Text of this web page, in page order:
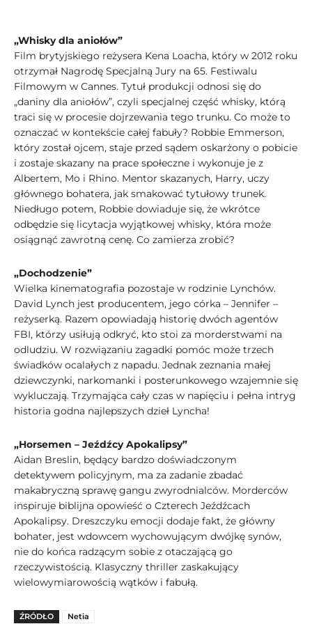
„Whisky dla aniołów”
Film brytyjskiego reżysera Kena Loacha, który w 2012 roku
otrzymał Nagrodę Specjalną Jury na 65. Festiwalu
Filmowym w Cannes. Tytuł produkcji odnosi się do
„daniny dla aniołów”, czyli specjalnej część whisky, którą
traci się w procesie dojrzewania tego trunku. Co może to
oznaczać w kontekście całej fabuły? Robbie Emmerson,
który został ojcem, staje przed sądem oskarżony o pobicie
i zostaje skazany na prace społeczne i wykonuje je z
Albertem, Mo i Rhino. Mentor skazanych, Harry, uczy
głównego bohatera, jak smakować tytułowy trunek.
Niedługo potem, Robbie dowiaduje się, że wkrótce
odbędzie się licytacja wyjątkowej whisky, która może
osiągnąć zawrotną cenę. Co zamierza zrobić?
„Dochodzenie”
Wielka kinematografia pozostaje w rodzinie Lynchów.
David Lynch jest producentem, jego córka – Jennifer –
reżyserką. Razem opowiadają historię dwóch agentów
FBI, którzy usiłują odkryć, kto stoi za morderstwami na
odludziu. W rozwiązaniu zagadki pomóc może trzech
świadków ocalałych z napadu. Jednak zeznania małej
dziewczynki, narkomanki i posterunkowego wzajemnie się
wykluczają. Trzymająca cały czas w napięciu i pełna intryg
historia godna najlepszych dzieł Lyncha!
„Horsemen – Jeźdźcy Apokalipsy”
Aidan Breslin, będący bardzo doświadczonym
detektywem policyjnym, ma za zadanie zbadać
makabryczną sprawę gangu zwyrodnialców. Morderców
inspiruje biblijna opowieść o Czterech Jeźdźcach
Apokalipsy. Dreszczyku emocji dodaje fakt, że główny
bohater, jest wdowcem wychowującym dwójkę synów,
nie do końca radzącym sobie z otaczającą go
rzeczywistością. Klasyczny thriller zaskakujący
wielowymiarowością wątków i fabułą.
ŹRÓDŁO Netia